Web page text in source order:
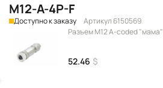
M12-A-4P-F
Доступно к заказу
Артикул 6150569
Разъем M12 A-coded
52.46 $